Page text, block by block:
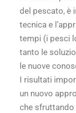
del pescato, è
tecnica e
tempi (i pesci
tanto le
le nuove
I risultati
un nuovo
che sfruttando